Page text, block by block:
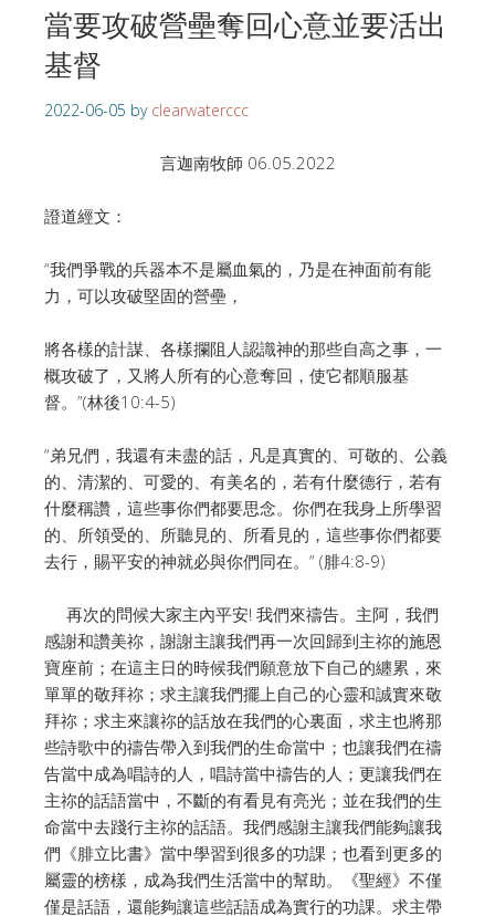
當要攻破營壘奪回心意並要活出
基督
2022-06-05 by clearwaterccc
言迦南牧師 06.05.2022
證道經文：
“我們爭戰的兵器本不是屬血氣的，乃是在神面前有能
力，可以攻破堅固的營壘，
將各樣的計謀、各樣攔阻人認識神的那些自高之事，一
概攻破了，又將人所有的心意奪回，使它都順服基
督。”(林後10:4-5)
“弟兄們，我還有未盡的話，凡是真實的、可敬的、公義
的、清潔的、可愛的、有美名的，若有什麼德行，若有
什麼稱讚，這些事你們都要思念。你們在我身上所學習
的、所領受的、所聽見的、所看見的，這些事你們都要
去行，賜平安的神就必與你們同在。” (腓4:8-9)
再次的問候大家主內平安! 我們來禱告。主阿，我們
感謝和讚美祢，謝謝主讓我們再一次回歸到主祢的施恩
寶座前；在這主日的時候我們願意放下自己的纏累，來
單單的敬拜祢；求主讓我們擺上自己的心靈和誠實來敬
拜祢；求主來讓祢的話放在我們的心裏面，求主也將那
些詩歌中的禱告帶入到我們的生命當中；也讓我們在禱
告當中成為唱詩的人，唱詩當中禱告的人；更讓我們在
主祢的話語當中，不斷的有看見有亮光；並在我們的生
命當中去踐行主祢的話語。我們感謝主讓我們能夠讓我
們《腓立比書》當中學習到很多的功課；也看到更多的
屬靈的榜樣，成為我們生活當中的幫助。《聖經》不僅
僅是話語，還能夠讓這些話語成為實行的功課。求主帶